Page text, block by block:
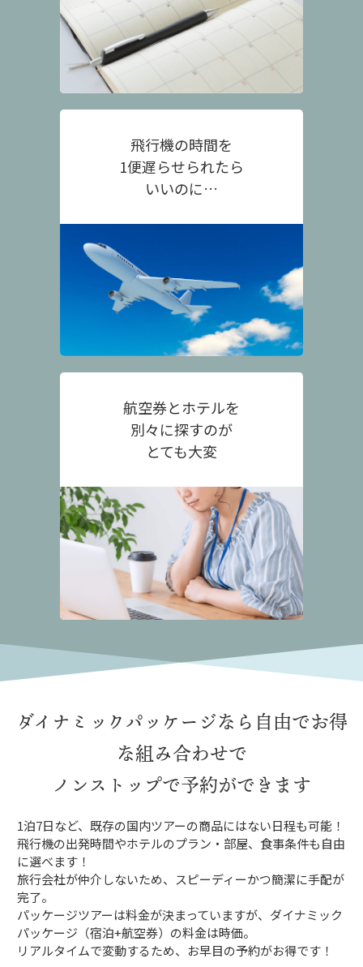
飛行機の時間を
1便遅らせられたら
いいのに…
航空券とホテルを
別々に探すのが
とても大変
ダイナミックパッケージなら 自由でお得
な組み合わせで
ノンストップで予約ができます
1泊7日など、既存の国内ツアーの商品にはない日程も可能！
飛行機の出発時間やホテルのプラン・部屋、食事条件も自由
に選べます！
旅行会社が仲介しないため、スピーディーかつ簡潔に手配が
完了。
パッケージツアーは料金が決まっていますが、ダイナミック
パッケージ（宿泊+航空券）の料金は時価。
リアルタイムで変動するため、お早目の予約がお得です！